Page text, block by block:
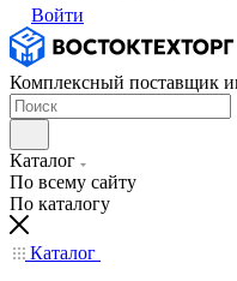
Войти
Комплексный поставщик
Каталог
По всему сайту
По каталогу
Каталог